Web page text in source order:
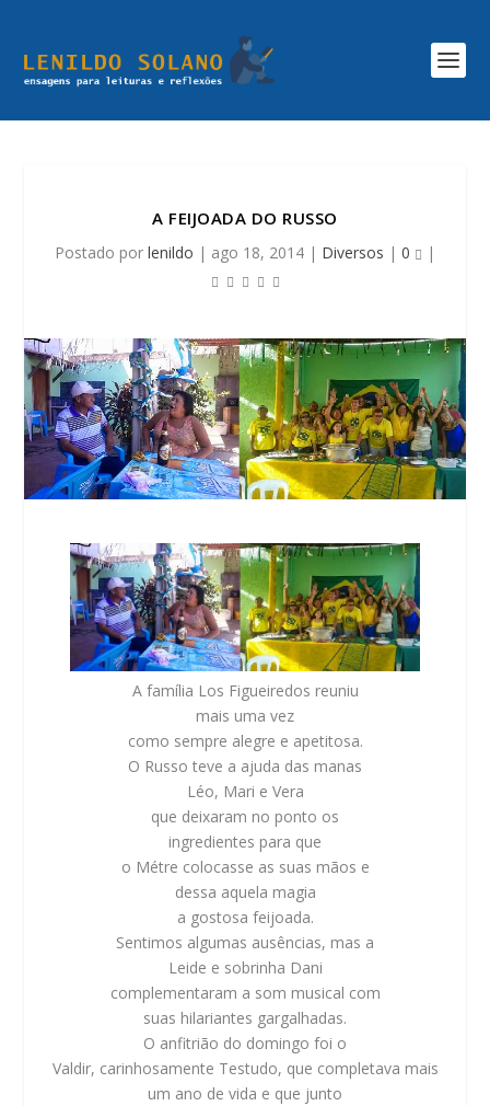
A FEIJOADA DO RUSSO
Postado por lenildo | ago 18, 2014 | Diversos | 0 |
A família Los Figueiredos reuniu
mais uma vez
como sempre alegre e apetitosa.
O Russo teve a ajuda das manas
Léo, Mari e Vera
que deixaram no ponto os
ingredientes para que
o Métre colocasse as suas mãos e
dessa aquela magia
a gostosa feijoada.
Sentimos algumas ausências, mas a
Leide e sobrinha Dani
complementaram a som musical com
suas hilariantes gargalhadas.
O anfitrião do domingo foi o
Valdir, carinhosamente Testudo, que completava mais
um ano de vida e que junto